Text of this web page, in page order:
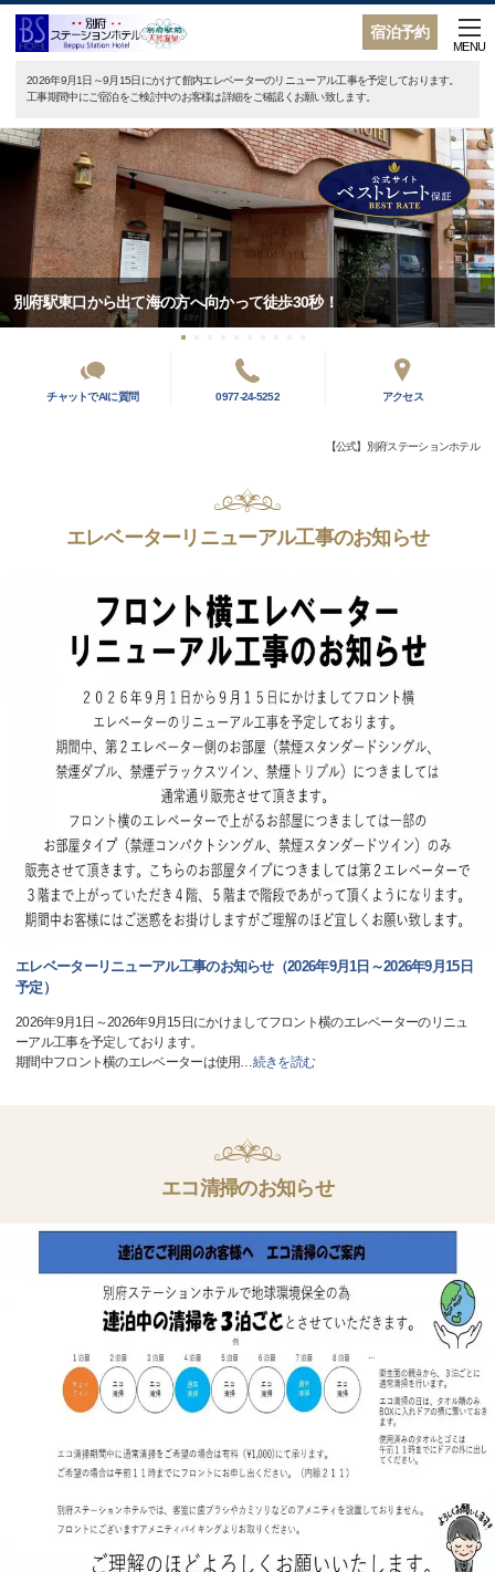
宿泊予約
MENU
2026年9月1日～9月15日にかけて館内エレベーターのリニューアル工事を予定しております。
工事期間中にご宿泊をご検討中のお客様は詳細をご確認くお願い致します。
別府駅東口から出て海の方へ向かって徒歩30秒！
チャットでAIに質問 0977-24-5252 アクセス
【公式】別府ステーションホテル
エレベーターリニューアル工事のお知らせ
エレベーターリニューアル工事のお知らせ（2026年9月1日～2026年9月15日
予定）
2026年9月1日～2026年9月15日にかけましてフロント横のエレベーターのリニュ
ーアル工事を予定しております。
期間中フロント横のエレベーターは使用…続きを読む
エコ清掃のお知らせ